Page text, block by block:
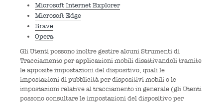
Microsoft Internet Explorer
Microsoft Edge
Brave
Opera
Gli Utenti possono inoltre gestire alcuni Strumenti di
Tracciamento per applicazioni mobili disattivandoli tramite
le apposite impostazioni del dispositivo, quali le
impostazioni di pubblicità per dispositivi mobili o le
impostazioni relative al tracciamento in generale (gli Utenti
possono consultare le impostazioni del dispositivo per